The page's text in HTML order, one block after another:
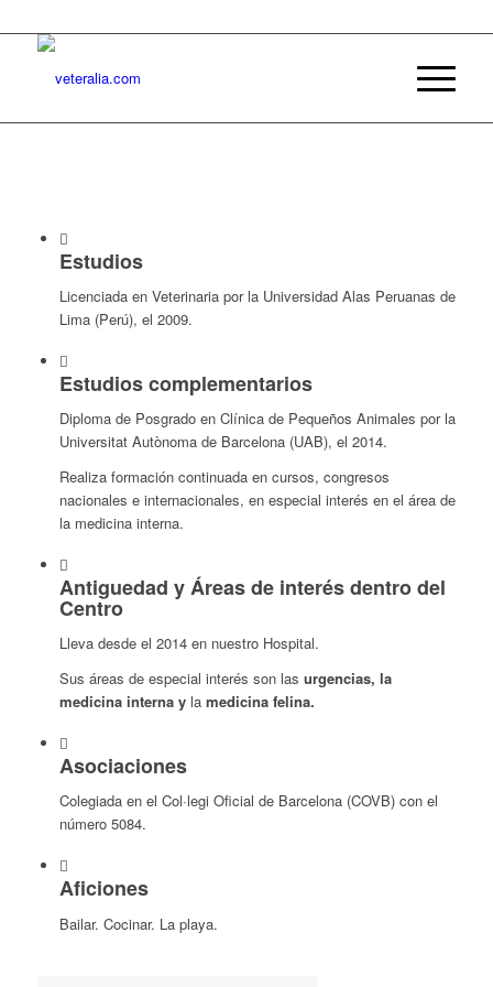
Estudios
Licenciada en Veterinaria por la Universidad Alas Peruanas de
Lima (Perú), el 2009.
Estudios complementarios
Diploma de Posgrado en Clínica de Pequeños Animales por la
Universitat Autònoma de Barcelona (UAB), el 2014.
Realiza formación continuada en cursos, congresos
nacionales e internacionales, en especial interés en el área de
la medicina interna.
Antiguedad y Áreas de interés dentro del
Centro
Lleva desde el 2014 en nuestro Hospital.
Sus áreas de especial interés son las urgencias, la
medicina interna yla medicina felina.
Asociaciones
Colegiada en el Col·legi Oficial de Barcelona (COVB) con el
número 5084.
Aficiones
Bailar. Cocinar. La playa.